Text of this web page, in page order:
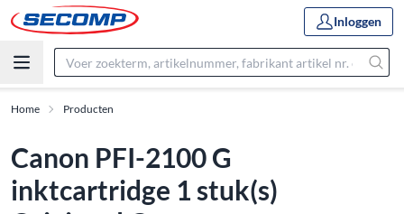
Inloggen
Home Producten
Canon PFI-2100 G
inktcartridge 1 stuk(s)